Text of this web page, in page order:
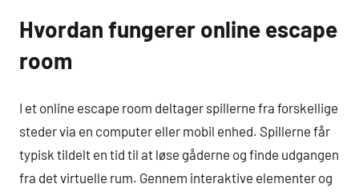
Hvordan fungerer online escape
room
I et online escape room deltager spillerne fra forskellige
steder via en computer eller mobil enhed. Spillerne får
typisk tildelt en tid til at løse gåderne og finde udgangen
fra det virtuelle rum. Gennem interaktive elementer og